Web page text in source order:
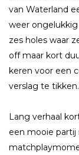
van Waterland
weer ongelukkig
zes holes waar
off maar kort
keren voor een
verslag te
Lang verhaal
een mooie